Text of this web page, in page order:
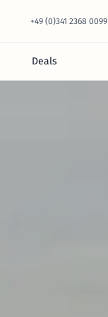
+49 (0)341 2368 0099
Deals